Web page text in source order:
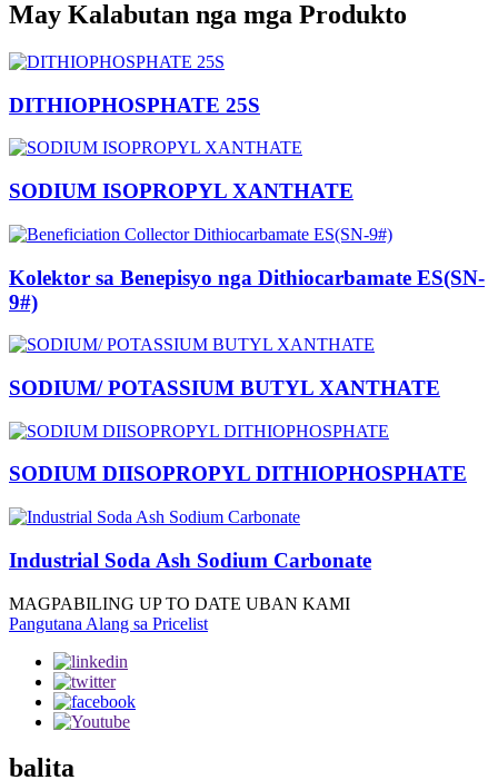
May Kalabutan nga mga Produkto
DITHIOPHOSPHATE 25S
SODIUM ISOPROPYL XANTHATE
Kolektor sa Benepisyo nga Dithiocarbamate ES(SN-
9#)
SODIUM/ POTASSIUM BUTYL XANTHATE
SODIUM DIISOPROPYL DITHIOPHOSPHATE
Industrial Soda Ash Sodium Carbonate
MAGPABILING UP TO DATE UBAN KAMI
Pangutana Alang sa Pricelist
balita